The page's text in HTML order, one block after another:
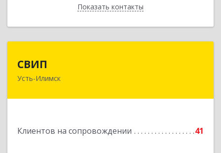
Показать контакты
Назад
СВИП
Усть-Илимск
Клиентов на сопровождении 41
666685, Иркутская обл, Усть-Илимск г,